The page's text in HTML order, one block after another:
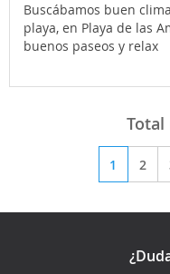
Buscábamos buen
playa, en Playa de las
buenos paseos y relax
Total
1 2